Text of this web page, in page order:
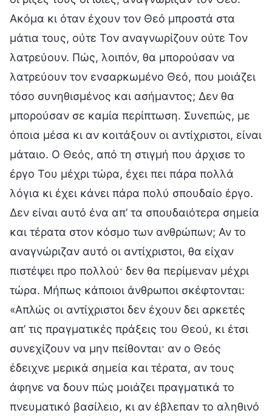
Ακόμα κι όταν έχουν τον Θεό μπροστά στα
μάτια τους, ούτε Τον αναγνωρίζουν ούτε Τον
λατρεύουν. Πώς, λοιπόν, θα μπορούσαν να
λατρεύουν τον ενσαρκωμένο Θεό, που μοιάζει
τόσο συνηθισμένος και ασήμαντος; Δεν θα
μπορούσαν σε καμία περίπτωση. Συνεπώς, με
όποια μέσα κι αν κοιτάξουν οι αντίχριστοι, είναι
μάταιο. Ο Θεός, από τη στιγμή που άρχισε το
έργο Του μέχρι τώρα, έχει πει πάρα πολλά
λόγια κι έχει κάνει πάρα πολύ σπουδαίο έργο.
Δεν είναι αυτό ένα απ’ τα σπουδαιότερα σημεία
και τέρατα στον κόσμο των ανθρώπων; Αν το
αναγνώριζαν αυτό οι αντίχριστοι, θα είχαν
πιστέψει προ πολλού· δεν θα περίμεναν μέχρι
τώρα. Μήπως κάποιοι άνθρωποι σκέφτονται:
«Απλώς οι αντίχριστοι δεν έχουν δει αρκετές
απ’ τις πραγματικές πράξεις του Θεού, κι έτσι
συνεχίζουν να μην πείθονται· αν ο Θεός
έδειχνε μερικά σημεία και τέρατα, αν τους
άφηνε να δουν πώς μοιάζει πραγματικά το
πνευματικό βασίλειο, κι αν έβλεπαν το αληθινό